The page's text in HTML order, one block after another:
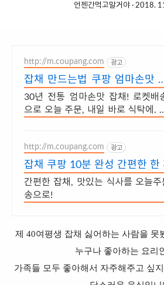
언젠간먹고말거야 · 2018.
http://m.coupang.com 광고
잡채 만드는법 쿠팡 엄마손맛
날잡채
30년 전통 엄마손맛 잡채! 로켓배
으로 오늘 주문, 내일 바로 식탁에.
http://m.coupang.com 광고
잡채 쿠팡 10분 완성 간편한 한
간편한 잡채, 맛있는 식사를 오늘
송으로!
제 40여평생 잡채 싫어하는 사람을 못
누구나 좋아하는 요리
가족들 모두 좋아해서 자주해주고 싶